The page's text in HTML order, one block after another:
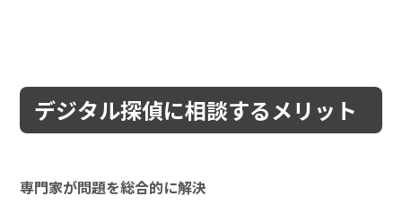
デジタル探偵に相談するメリット
専門家が問題を総合的に解決